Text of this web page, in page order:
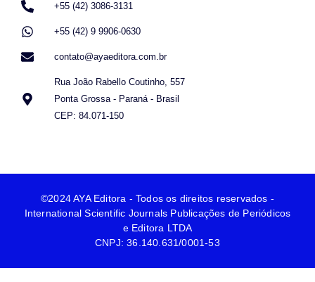
+55 (42) 3086-3131
+55 (42) 9 9906-0630
contato@ayaeditora.com.br
Rua João Rabello Coutinho, 557
Ponta Grossa - Paraná - Brasil
CEP: 84.071-150
©2024 AYA Editora - Todos os direitos reservados -
International Scientific Journals Publicações de Periódicos
e Editora LTDA
CNPJ: 36.140.631/0001-53